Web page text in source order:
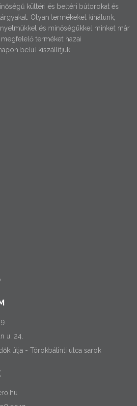
kültéri és beltéri bútorokat és
Olyan termékeket kínálunk,
és minőségükkel minket már
terméket hazai
belül kiszállítjuk.
u. 24.
útja - Törökbálinti utca sarok